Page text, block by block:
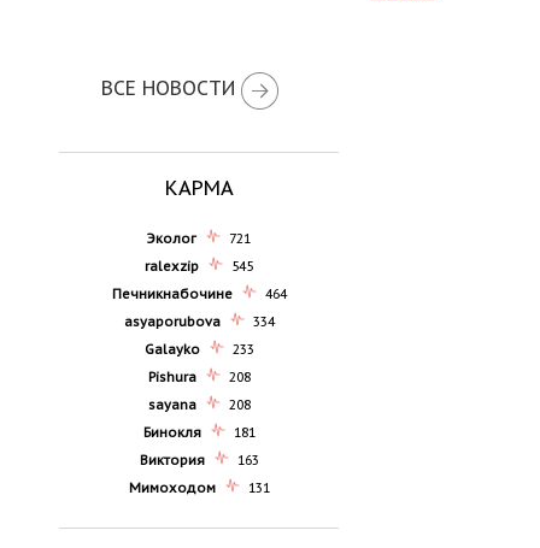
ВСЕ НОВОСТИ
КАРМА
Эколог
721
ralexzip
545
Печникнабочине
464
asyaporubova
334
Galayko
233
Pishura
208
sayana
208
Бинокля
181
Виктория
163
Мимоходом
131